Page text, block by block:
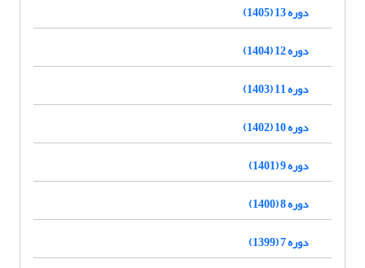
دوره 13 (1405)
دوره 12 (1404)
دوره 11 (1403)
دوره 10 (1402)
دوره 9 (1401)
دوره 8 (1400)
دوره 7 (1399)